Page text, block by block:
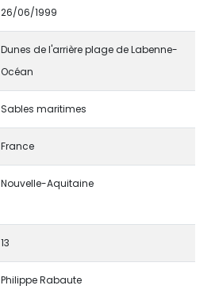
26/06/1999
Dunes de l'arrière plage de Labenne-
Océan
Sables maritimes
France
Nouvelle-Aquitaine
13
Philippe Rabaute